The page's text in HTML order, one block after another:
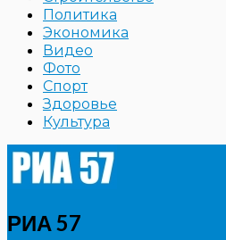
Политика
Экономика
Видео
Фото
Спорт
Здоровье
Культура
РИА 57